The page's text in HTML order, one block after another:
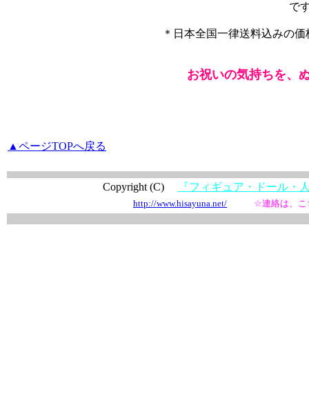
です
＊日本全国一律送料込みの価
お祝いの気持ちを、
▲ページTOPへ戻る
Copyright (C) 『フィギュア・ドール
http://www.hisayuna.net/ ☆連絡は、